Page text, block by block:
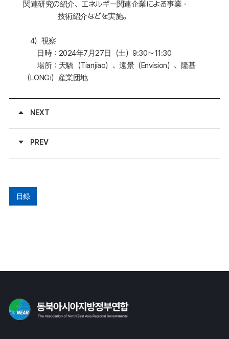
関連研究の紹介、エネルギー関連企業による事業・
技術紹介などを実施。
4）視察
日時：2024年7月27日（土）9:30～11:30
場所：天驕（Tianjiao）、遠景（Envision）、隆基
（LONGi）産業団地
NEXT
PREV
目録